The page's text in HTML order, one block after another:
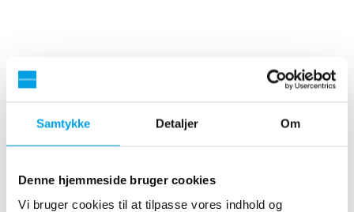
Samtykke Detaljer Om
Denne hjemmeside bruger cookies
Vi bruger cookies til at tilpasse vores indhold og
EDI-anlægget er konstrueret efter designprincipperne
komponenter kan varieres og kombineres.